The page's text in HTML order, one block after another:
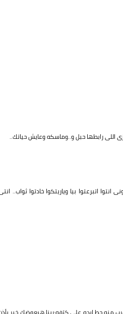
اللى رابطها حبل و..وماسكه وعايش حياتك..
اتبرعتوا بيا وياريتكوا خادتوا ثواب..